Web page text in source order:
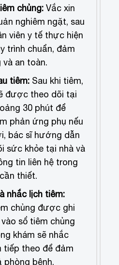
chủng:Vắc xin
nghiêm ngặt, sau
viên y tế thực hiện
trình chuẩn, đảm
an toàn.
tiêm: Sau khi tiêm,
được theo dõi tại
30 phút để
phản ứng phụ nếu
bác sĩ hướng dẫn
sức khỏe tại nhà và
tin liên hệ trong
thiết.
nhắc lịch tiêm:
chủng được ghi
sổ tiêm chủng
khám sẽ nhắc
tiếp theo để đảm
phòng bệnh.